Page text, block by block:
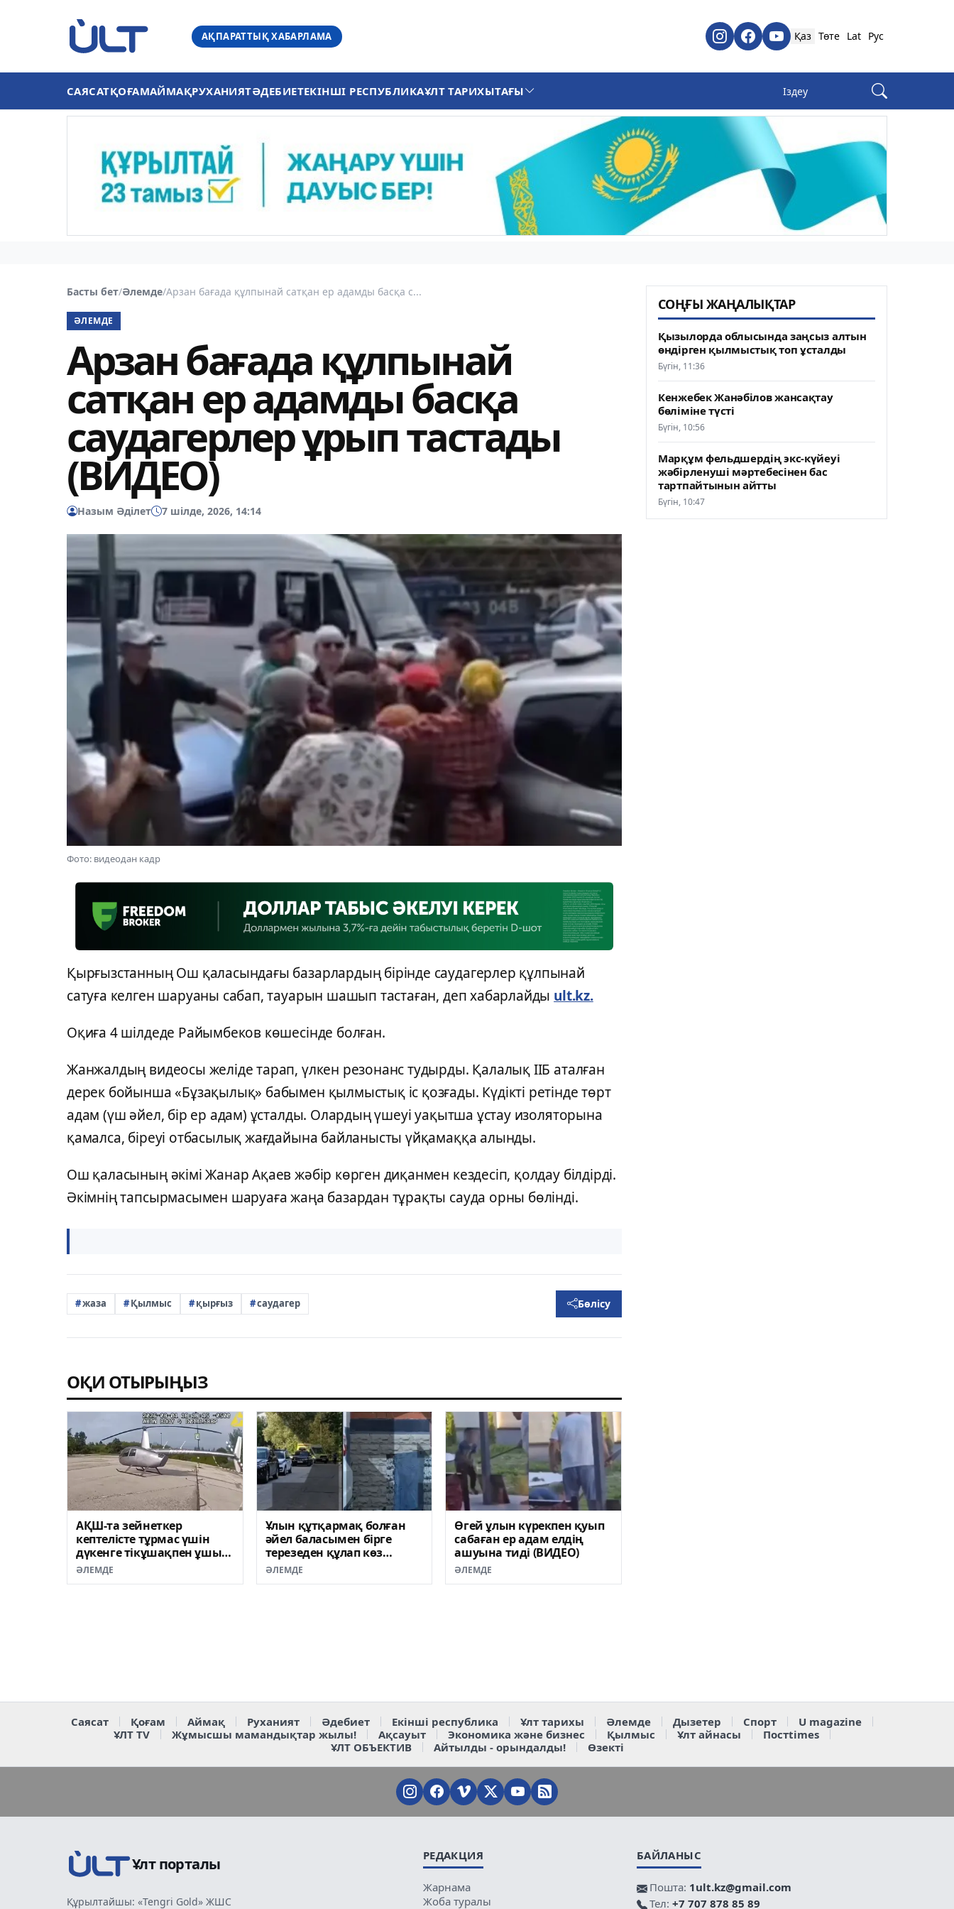
АҚПАРАТТЫҚ ХАБАРЛАМА Қаз Төте Lat Рус
САЯСАТҚОҒАМАЙМАҚРУХАНИЯТӘДЕБИЕТЕКІНШІ РЕСПУБЛИКАҰЛТ ТАРИХЫТАҒЫ
Басты бет/Әлемде/Арзан бағада құлпынай сатқан ер адамды басқа с...
ӘЛЕМДЕ
Арзан бағада құлпынай
сатқан ер адамды басқа
саудагерлер ұрып тастады
(ВИДЕО)
Назым Әділет 7 шілде, 2026, 14:14
Фото: видеодан кадр
Қырғызстанның Ош қаласындағы базарлардың бірінде саудагерлер құлпынай
сатуға келген шаруаны сабап, тауарын шашып тастаған, деп хабарлайды ult.kz.
Оқиға 4 шілдеде Райымбеков көшесінде болған.
Жанжалдың видеосы желіде тарап, үлкен резонанс тудырды. Қалалық ІІБ аталған
дерек бойынша «Бұзақылық» бабымен қылмыстық іс қозғады. Күдікті ретінде төрт
адам (үш әйел, бір ер адам) ұсталды. Олардың үшеуі уақытша ұстау изоляторына
қамалса, біреуі отбасылық жағдайына байланысты үйқамаққа алынды.
Ош қаласының әкімі Жанар Ақаев жәбір көрген диқанмен кездесіп, қолдау білдірді.
Әкімнің тапсырмасымен шаруаға жаңа базардан тұрақты сауда орны бөлінді.
жаза Қылмыс қырғыз саудагер Бөлісу
ОҚИ ОТЫРЫҢЫЗ
АҚШ-та зейнеткер
кептелісте тұрмас үшін
дүкенге тікұшақпен ұшып
барды
ӘЛЕМДЕ
Ұлын құтқармақ болған
әйел баласымен бірге
терезеден құлап көз
жұмды
ӘЛЕМДЕ
Өгей ұлын күрекпен қуып
сабаған ер адам елдің
ашуына тиді (ВИДЕО)
ӘЛЕМДЕ
СОҢҒЫ ЖАҢАЛЫҚТАР
Қызылорда облысында заңсыз алтын
өндірген қылмыстық топ ұсталды
Бүгін, 11:36
Кенжебек Жанәбілов жансақтау
бөліміне түсті
Бүгін, 10:56
Марқұм фельдшердің экс-күйеуі
жәбірленуші мәртебесінен бас
тартпайтынын айтты
Бүгін, 10:47
Саясат Қоғам Аймақ Руханият Әдебиет Екінші республика Ұлт тарихы Әлемде Дызетер Спорт
U magazine
ҰЛТ TV
Жұмысшы мамандықтар жылы! Ақсауыт Экономика және бизнес Қылмыс Ұлт айнасы
Постtimes
ҰЛТ ОБЪЕКТИВ
Айтылды - орындалды! Өзекті
Ұлт порталы
Құрылтайшы: «Tengri Gold» ЖШС
РЕДАКЦИЯ
Жарнама
Жоба туралы
БАЙЛАНЫС
Пошта: 1ult.kz@gmail.com
Тел: +7 707 878 85 89